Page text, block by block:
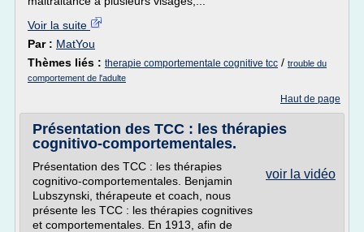
Voir la suite
Par : MatYou
Thèmes liés : therapie comportementale cognitive tcc / trouble du
comportement de l'adulte
Haut de page
Présentation des TCC : les thérapies
cognitivo-comportementales.
voir la vidéo
Présentation des TCC : les thérapies
cognitivo-comportementales. Benjamin
Lubszynski, thérapeute et coach, nous
présente les TCC : les thérapies cognitives
et comportementales. En 1913, afin de